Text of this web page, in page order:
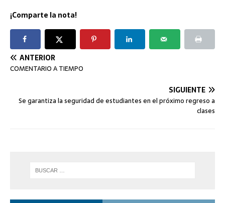
¡Comparte la nota!
ANTERIOR
COMENTARIO A TIEMPO
SIGUIENTE
Se garantiza la seguridad de estudiantes en el próximo regreso a
clases